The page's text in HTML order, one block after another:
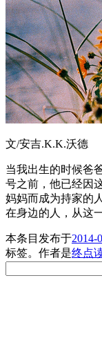
文/安吉.K.K.沃德
当我出生的时候爸
号之前，他已经因
妈妈而成为持家的
在身边的人，从这
本条目发布于2014-
标签。 作者是终点